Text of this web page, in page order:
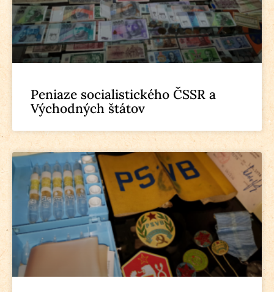
Peniaze socialistického ČSSR a
Východných štátov